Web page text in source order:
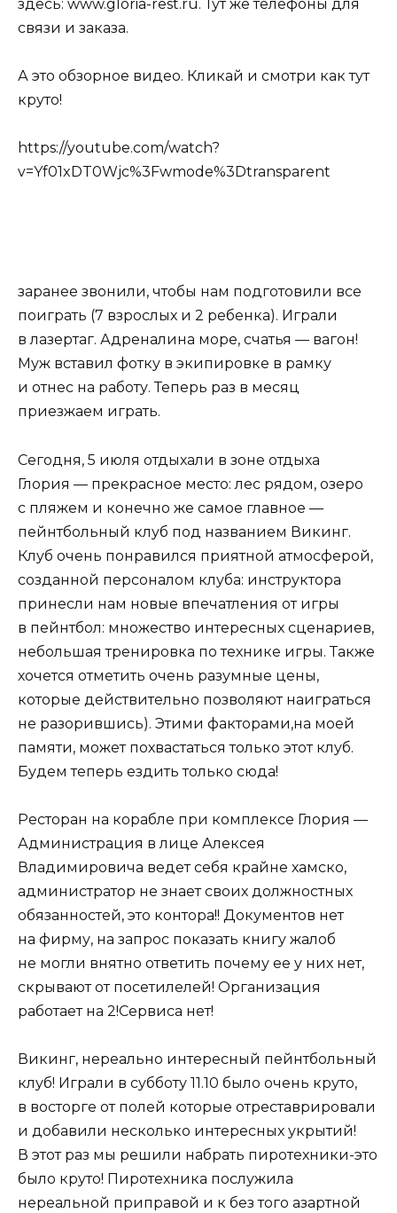
здесь: www.gloria-rest.ru. Тут же телефоны для
связи и заказа.
А это обзорное видео. Кликай и смотри как тут
круто!
https://youtube.com/watch?
v=Yf01xDT0Wjc%3Fwmode%3Dtransparent
заранее звонили, чтобы нам подготовили все
поиграть (7 взрослых и 2 ребенка). Играли
в лазертаг. Адреналина море, счатья — вагон!
Муж вставил фотку в экипировке в рамку
и отнес на работу. Теперь раз в месяц
приезжаем играть.
Сегодня, 5 июля отдыхали в зоне отдыха
Глория — прекрасное место: лес рядом, озеро
с пляжем и конечно же самое главное —
пейнтбольный клуб под названием Викинг.
Клуб очень понравился приятной атмосферой,
созданной персоналом клуба: инструктора
принесли нам новые впечатления от игры
в пейнтбол: множество интересных сценариев,
небольшая тренировка по технике игры. Также
хочется отметить очень разумные цены,
которые действительно позволяют наиграться
не разорившись). Этими факторами,на моей
памяти, может похвастаться только этот клуб.
Будем теперь ездить только сюда!
Ресторан на корабле при комплексе Глория —
Администрация в лице Алексея
Владимировича ведет себя крайне хамско,
администратор не знает своих должностных
обязанностей, это контора!! Документов нет
на фирму, на запрос показать книгу жалоб
не могли внятно ответить почему ее у них нет,
скрывают от посетилелей! Организация
работает на 2!Сервиса нет!
Викинг, нереально интересный пейнтбольный
клуб! Играли в субботу 11.10 было очень круто,
в восторге от полей которые отреставрировали
и добавили несколько интересных укрытий!
В этот раз мы решили набрать пиротехники-это
было круто! Пиротехника послужила
нереальной приправой и к без того азартной